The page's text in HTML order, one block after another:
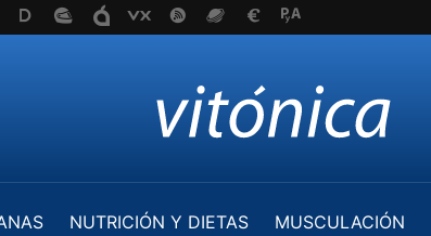
NUTRICIÓN Y DIETAS MUSCULACIÓN